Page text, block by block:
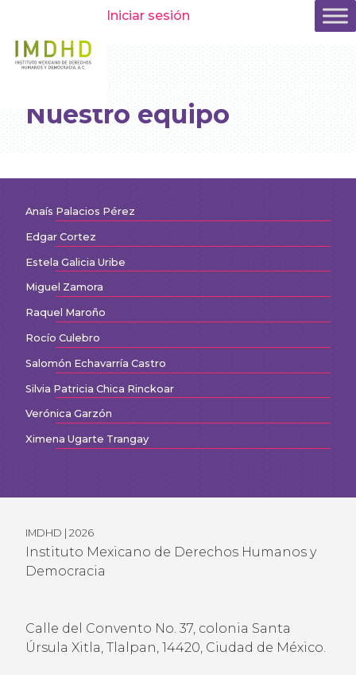
Iniciar sesión
Nuestro equipo
Anaís Palacios Pérez
Edgar Cortez
Estela Galicia Uribe
Miguel Zamora
Raquel Maroño
Rocío Culebro
Salomón Echavarría Castro
Silvia Patricia Chica Rinckoar
Verónica Garzón
Ximena Ugarte Trangay
IMDHD | 2026
Instituto Mexicano de Derechos Humanos y
Democracia
Calle del Convento No. 37, colonia Santa
Úrsula Xitla, Tlalpan, 14420, Ciudad de México.